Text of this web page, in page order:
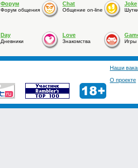
Форум
Форум общения
Chat
Общение on-line
Joke
Day
Дневники
Love
Знакомства Игры
Наши
О проекте